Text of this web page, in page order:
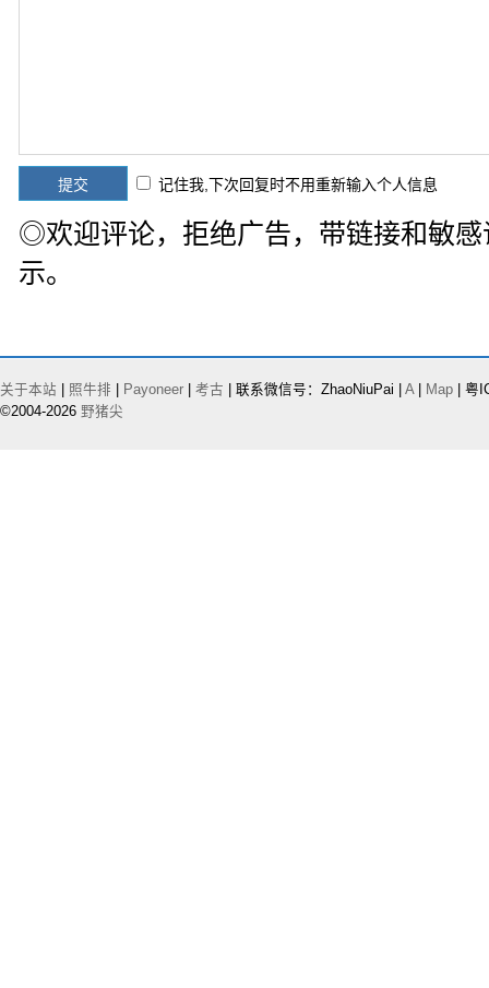
记住我,下次回复时不用重新输入个人信息
◎欢迎评论，拒绝广告，带链接和敏
示。
关于本站 照牛排 Payoneer 考古 | 联系微信号：ZhaoNiuPai | A| Map | 粤
©2004-2026 野猪尖